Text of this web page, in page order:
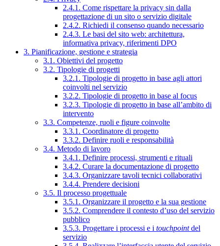
2.4.1. Come rispettare la privacy sin dalla
progettazione di un sito o servizio digitale
2.4.2. Richiedi il consenso quando necessario
2.4.3. Le basi del sito web: architettura,
informativa privacy, riferimenti DPO
3. Pianificazione, gestione e strategia
3.1. Obiettivi del progetto
3.2. Tipologie di progetti
3.2.1. Tipologie di progetto in base agli attori
coinvolti nel servizio
3.2.2. Tipologie di progetto in base al focus
3.2.3. Tipologie di progetto in base all’ambito di
intervento
3.3. Competenze, ruoli e figure coinvolte
3.3.1. Coordinatore di progetto
3.3.2. Definire ruoli e responsabilità
3.4. Metodo di lavoro
3.4.1. Definire processi, strumenti e rituali
3.4.2. Curare la documentazione di progetto
3.4.3. Organizzare tavoli tecnici collaborativi
3.4.4. Prendere decisioni
3.5. Il processo progettuale
3.5.1. Organizzare il progetto e la sua gestione
3.5.2. Comprendere il contesto d’uso del servizio
pubblico
3.5.3. Progettare i processi e i touchpointdel
servizio